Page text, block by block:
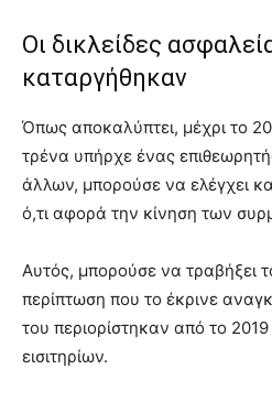
Οι δικλείδες
καταργήθηκαν
Όπως αποκαλύπτει, μέχρι το
τρένα υπήρχε ένας
άλλων, μπορούσε να ελέγχει
ό,τι αφορά την κίνηση των
Αυτός, μπορούσε να τραβήξει
περίπτωση που το έκρινε
του περιορίστηκαν από το
εισιτηρίων.